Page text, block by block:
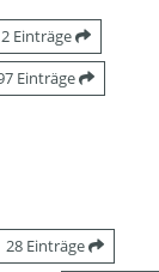
Einträge
Einträge
28 Einträge